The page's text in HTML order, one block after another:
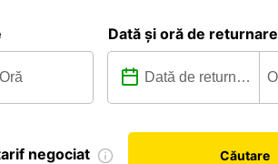
Dată și oră de returnare
negociat Căutare